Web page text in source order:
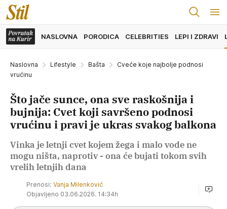
NASLOVNA PORODICA CELEBRITIES LEPI I ZDRAVI
Naslovna Lifestyle Bašta
Cveće koje najbolje podnosi
vrućinu
Što jače sunce, ona sve raskošnija i
bujnija: Cvet koji savršeno podnosi
vrućinu i pravi je ukras svakog balkona
Vinka je letnji cvet kojem žega i malo vode ne
mogu ništa, naprotiv - ona će bujati tokom svih
vrelih letnjih dana
Prenosi: Vanja Milenković
Objavljeno 03.06.2026. 14:34h